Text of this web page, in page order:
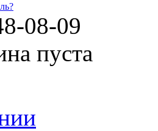
08-09
пуста